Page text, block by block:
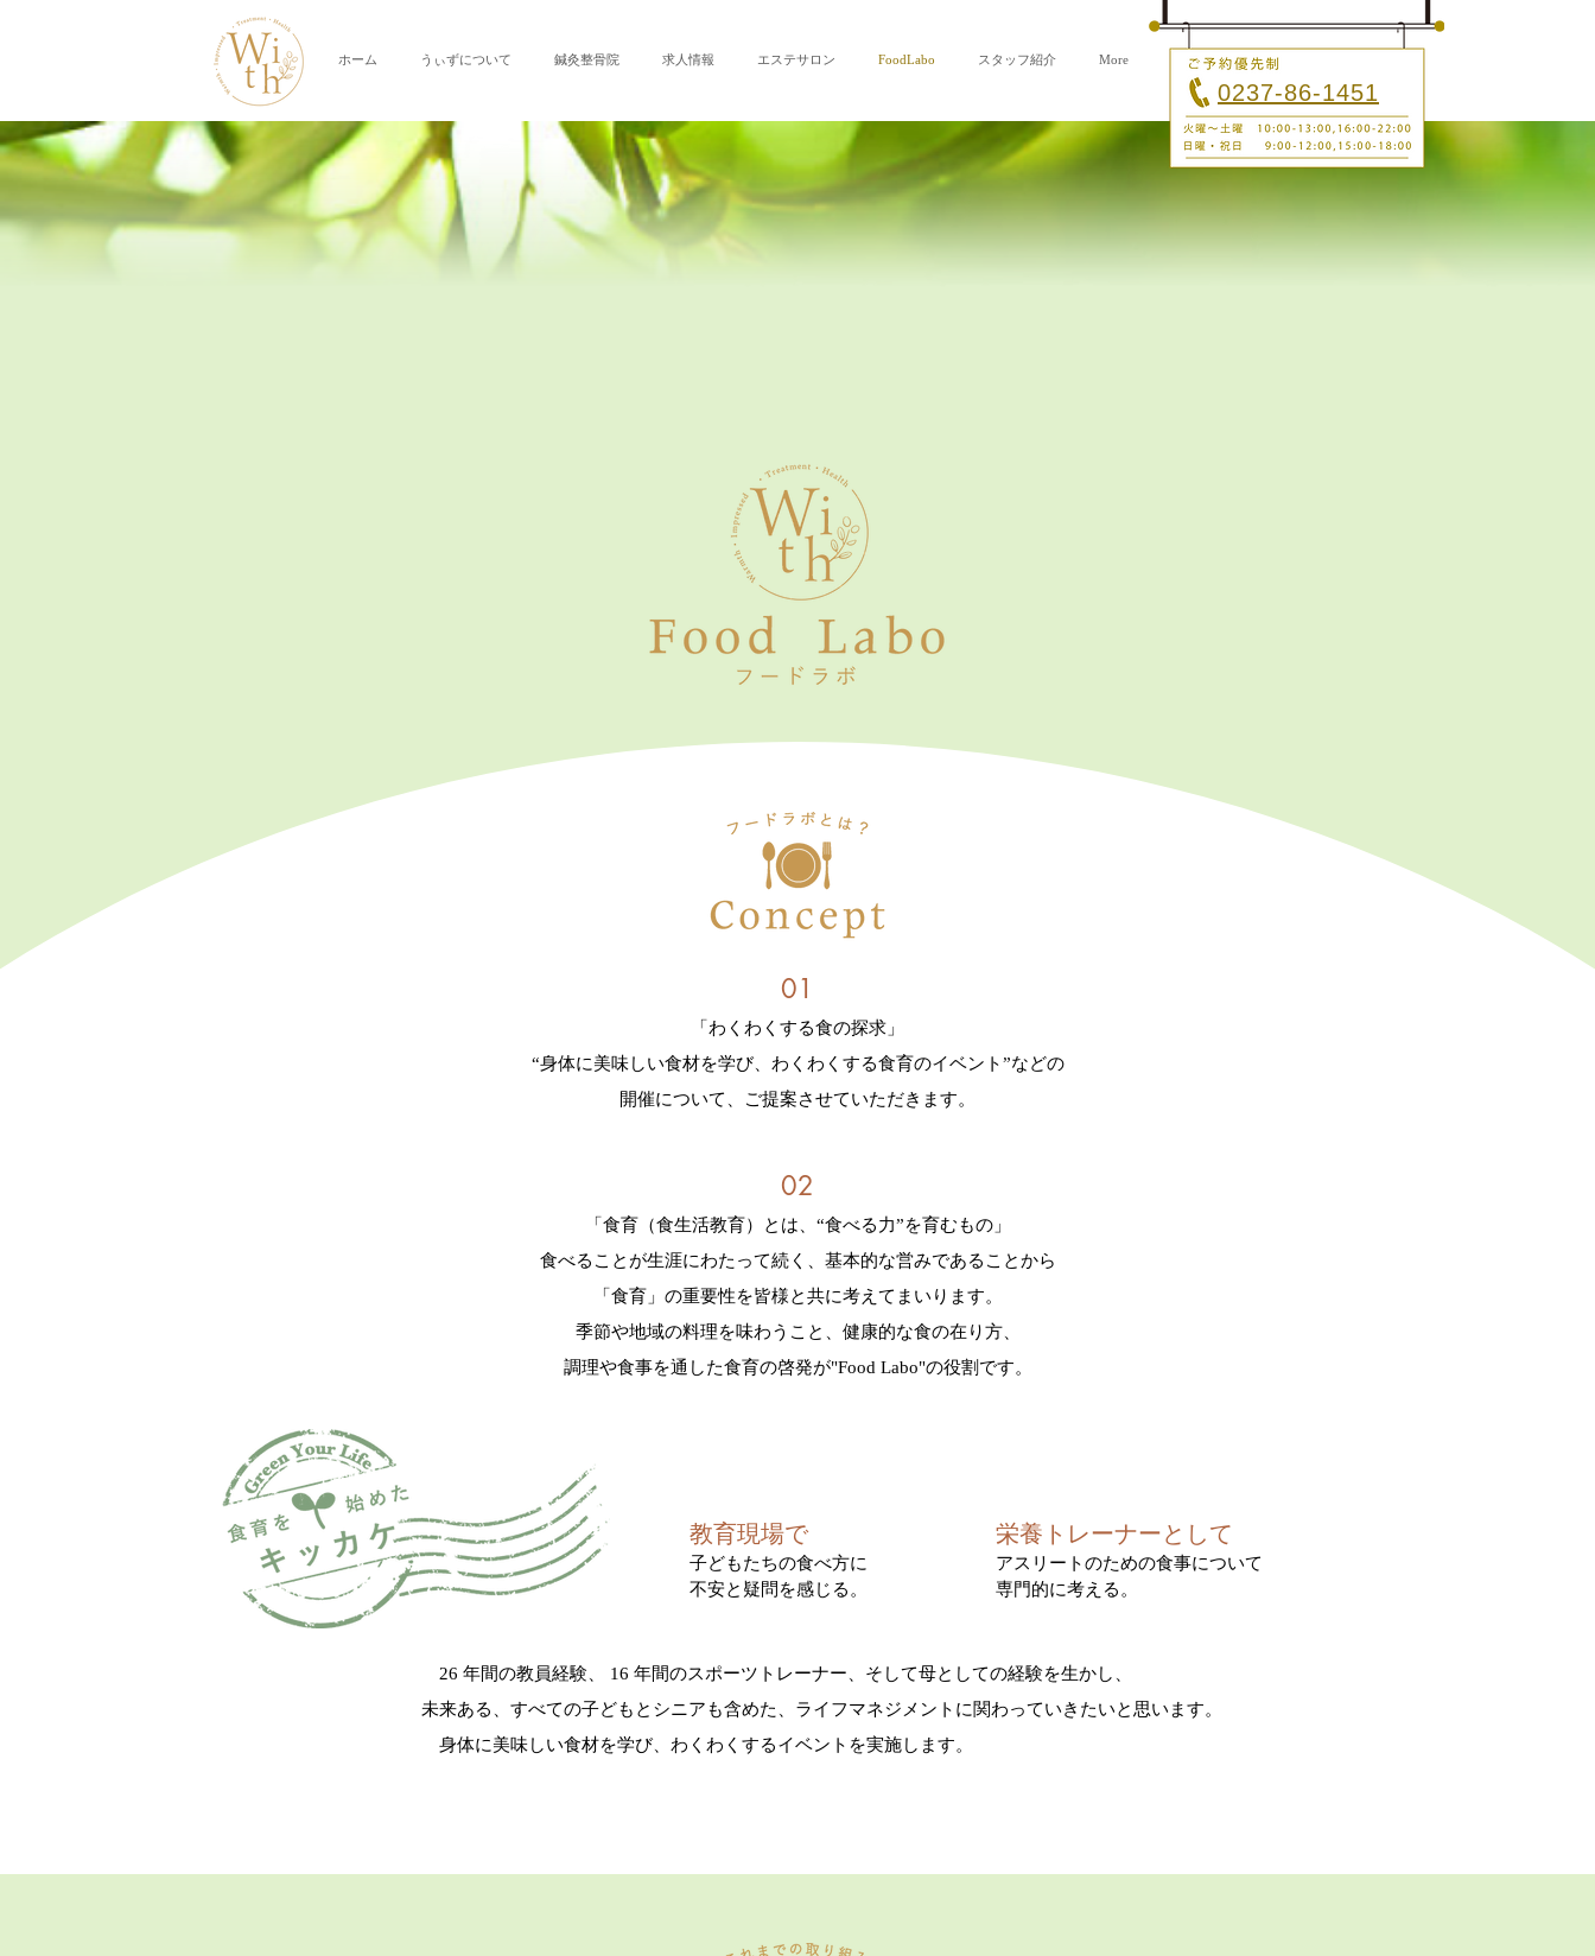
ホーム うぃずについて 鍼灸整骨院 求人情報 エステサロン FoodLabo スタッフ紹介 More
0237-86-1451
01
「わくわくする食の探求 」
“身体に美味しい食材を学び、わ くわくする食育のイベント”などの
開催について、ご提案させていただきます​。
02
「食育（食生活教育）とは、“食べる力”を育むもの」
食べることが生涯にわたって続く、基本的な営みであることから
「食育」の重要性を皆様と共に考えてまいります。
​季節や地域の料理を味わうこと、健康的な食の在り方、
調理や食事を通した食育の啓発が"Food Labo"の役割です。
教育現場で​
子どもたちの食べ方に
​不安と疑問を感じる。
​栄養トレーナーとして
​アスリートのための食事について
専門的に考える。​
​ 26 年間の教員経験、 16 年間のスポーツトレーナー、そして母としての経験を生かし、
未来ある、すべての子どもとシニアも含めた、ライフマネジメントに関わっていきたいと思います。
身体に美味しい食材を学び、わくわくするイベントを実施します。